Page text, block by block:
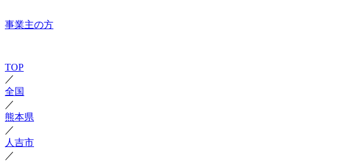
事業主の方
TOP
／
全国
／
熊本県
／
人吉市
／